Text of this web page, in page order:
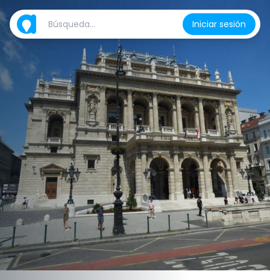
Iniciar sesión